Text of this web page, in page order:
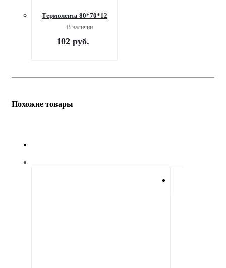
Термолента 80*70*12
В наличии
102 руб.
Похожие товары